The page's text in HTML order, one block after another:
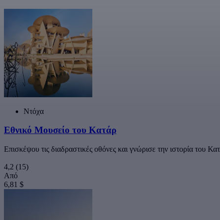
Ντόχα
Εθνικό Μουσείο του Κατάρ
Επισκέψου τις διαδραστικές οθόνες και γνώρισε την ιστορία του
4,2 (15)
Από
6,81 $